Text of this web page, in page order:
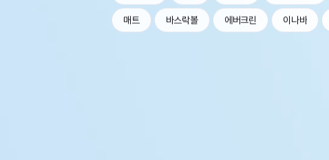
매트 바스락볼 에버크린 이나바